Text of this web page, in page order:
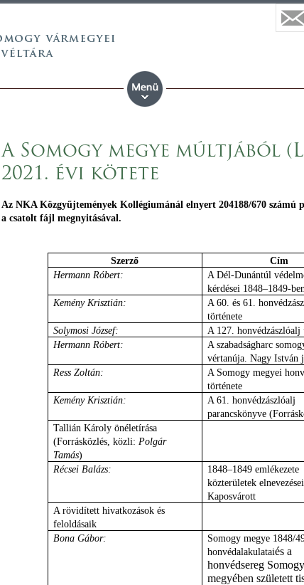
A Somogy megye múltjából
2021. évi kötete
Az NKA Közgyűjtemények Kollégiumánál elnyert 204188/670
a csatolt fájl megnyitásával.
Szerző Cím
Hermann Róbert:
A Dél-Dunántúl
kérdései 1848–1849-
Kemény Krisztián:
A 60. és 61.
története
Solymosi József: A 127. honvédzászlóalj
Hermann Róbert:
A szabadságharc
vértanúja. Nagy István
Ress Zoltán:
A Somogy megyei
története
Kemény Krisztián:
A 61. honvédzászlóalj
parancskönyve
Tallián Károly önéletírása
(Forrásközlés, közli: Polgár
Tamás)
Récsei Balázs:
1848–1849 emlékezete
közterületek
Kaposvárott
A rövidített hivatkozások és
feloldásaik
Bona Gábor:
Somogy megye 1848/
honvédalakulataiés a
honvédsereg Somogy
megyében született